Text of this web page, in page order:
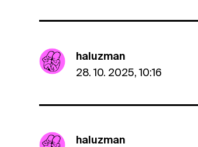
haluzman
28. 10. 2025, 10:16
haluzman